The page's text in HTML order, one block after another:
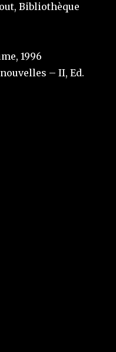
Bibliothèque
1996
– II, Ed.